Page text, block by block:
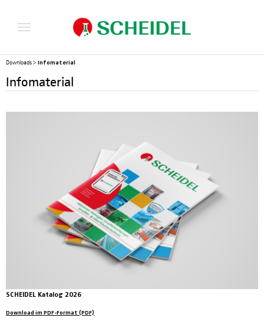
Downloads > Infomaterial
Infomaterial
SCHEIDEL Katalog 2026
Download im PDF-Format (PDF)